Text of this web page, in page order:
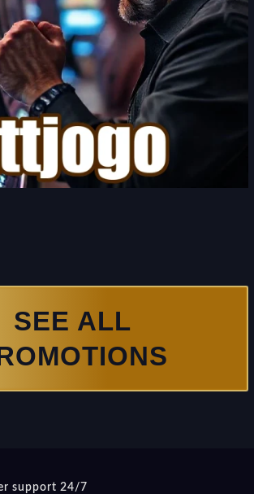
SEE ALL
support 24/7